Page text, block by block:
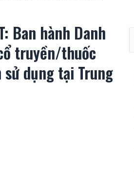
Ban hành Danh
truyền/thuốc
dụng tại Trung